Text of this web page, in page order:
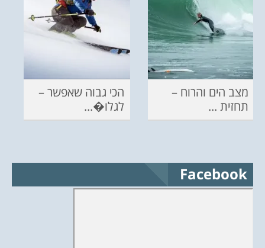
מצב הים והרוח –
תחזית ...
הכי גבוה שאפשר –
לגלו�...
Facebook